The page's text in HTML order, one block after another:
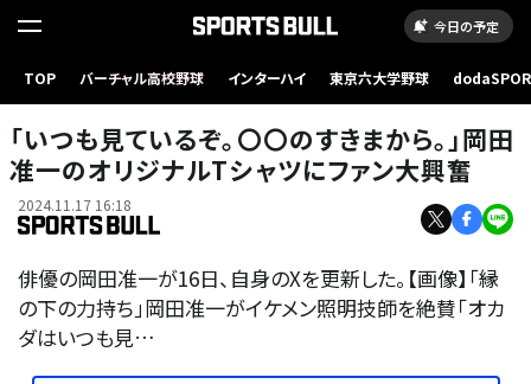
今日の予定
TOP バーチャル高校野球 インターハイ 東京六大学野球
「いつも見ているぞ。〇〇のすきまから。」岡田
准一のオリジナルTシャツにファン大興奮
2024.11.17 16:18
俳優の岡田准一が16日、自身のXを更新した。【画像】「縁
の下の力持ち」岡田准一がイケメン照明技師を絶賛「オカ
ダはいつも見…